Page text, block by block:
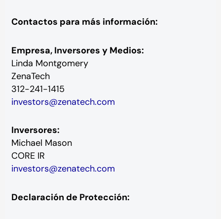
Contactos para más información:
Empresa, Inversores y Medios:
Linda Montgomery
ZenaTech
312-241-1415
investors@zenatech.com
Inversores:
Michael Mason
CORE IR
investors@zenatech.com
Declaración de Protección: